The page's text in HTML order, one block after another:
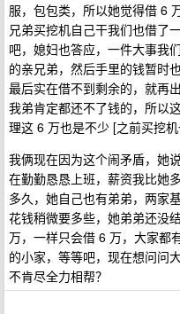
服，包包类，所以她觉得借 6
兄弟买挖机自己干我们也借了
吧，媳妇也答应，一件大事我
的亲兄弟，然后手里的钱暂时
最后实在借不到剩余的，就再
我弟肯定都还不了钱的，所以
理这 6 万也是不少 [之前买挖机
我俩现在因为这个闹矛盾，她
在勤勤恳恳上班，薪资我比她
多久，她自己也有弟弟，两家
花钱稍微要多些，她弟弟还没
万，一样只会借 6 万，大家都
的小家，等等吧，现在想问问
不肯尽全力相帮？